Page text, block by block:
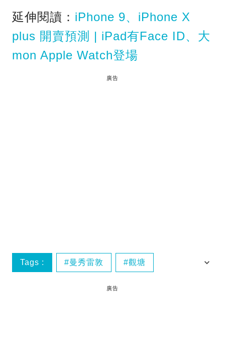
延伸閱讀： iPhone 9、iPhone X
plus 開賣預測 | iPad有Face ID、大
mon Apple Watch登場
廣告
Tags : 曼秀雷敦 觀塘
觀塘開倉
廣告